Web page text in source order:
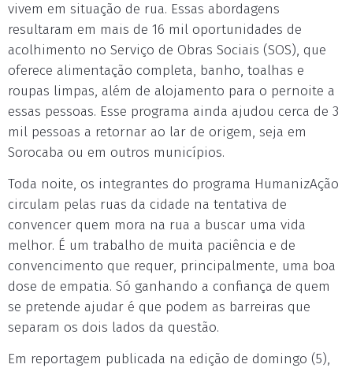
vivem em situação de rua. Essas abordagens
resultaram em mais de 16 mil oportunidades de
acolhimento no Serviço de Obras Sociais (SOS), que
oferece alimentação completa, banho, toalhas e
roupas limpas, além de alojamento para o pernoite a
essas pessoas. Esse programa ainda ajudou cerca de 3
mil pessoas a retornar ao lar de origem, seja em
Sorocaba ou em outros municípios.
Toda noite, os integrantes do programa HumanizAção
circulam pelas ruas da cidade na tentativa de
convencer quem mora na rua a buscar uma vida
melhor. É um trabalho de muita paciência e de
convencimento que requer, principalmente, uma boa
dose de empatia. Só ganhando a confiança de quem
se pretende ajudar é que podem as barreiras que
separam os dois lados da questão.
Em reportagem publicada na edição de domingo (5),